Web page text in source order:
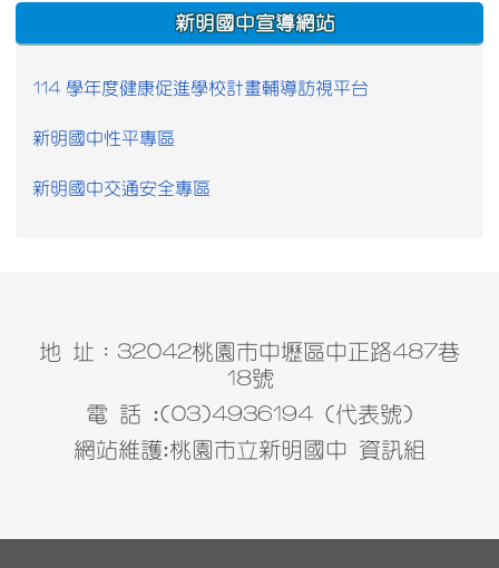
:::
新明國中宣導網站
114 學年度健康促進學校計畫輔導訪視平台
新明國中性平專區
新明國中交通安全專區
地 址：32042桃園市中壢區中正路487巷
18號
電 話 :(03)4936194 (代表號)
網站維護:桃園市立新明國中 資訊組